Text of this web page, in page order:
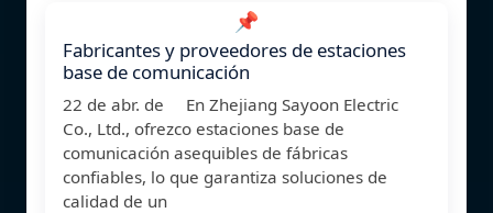
📌
Fabricantes y proveedores de estaciones
base de comunicación
22 de abr. de En Zhejiang Sayoon Electric
Co., Ltd., ofrezco estaciones base de
comunicación asequibles de fábricas
confiables, lo que garantiza soluciones de
calidad de un